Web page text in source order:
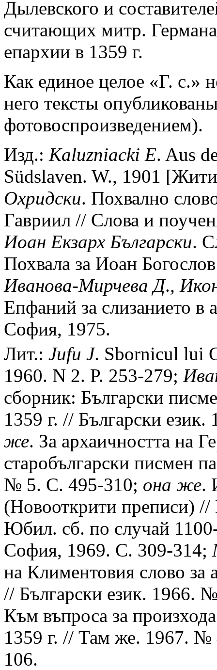
Дылевского и
считающих митр. Германа
епархии в 1359 г.
Как единое целое «Г. с.»
него тексты
фотовоспроизведением).
Изд.: Kaluzniacki E. Aus
Südslaven. W., 1901
Охридски. Похвално
Гавриил // Слова и
Иоан Екзарх Български.
Похвала за Иоан
Иванова-Мирчева Д.,
Епфаний за слизанието в
София, 1975.
Лит.: Jufu J. Sbornicul lui
1960. N 2. P. 253-279;
сборник: Български
1359 г. // Български
же. За архаичността на
старобългарски писмен
№ 5. С. 495-310; она же.
(Новооткрити преписи)
Юбил. сб. по случай
София, 1969. С. 309-314;
на Климентовия слово за
// Български език. 1966.
Към въпроса за
1359 г. // Там же. 1967.
106.